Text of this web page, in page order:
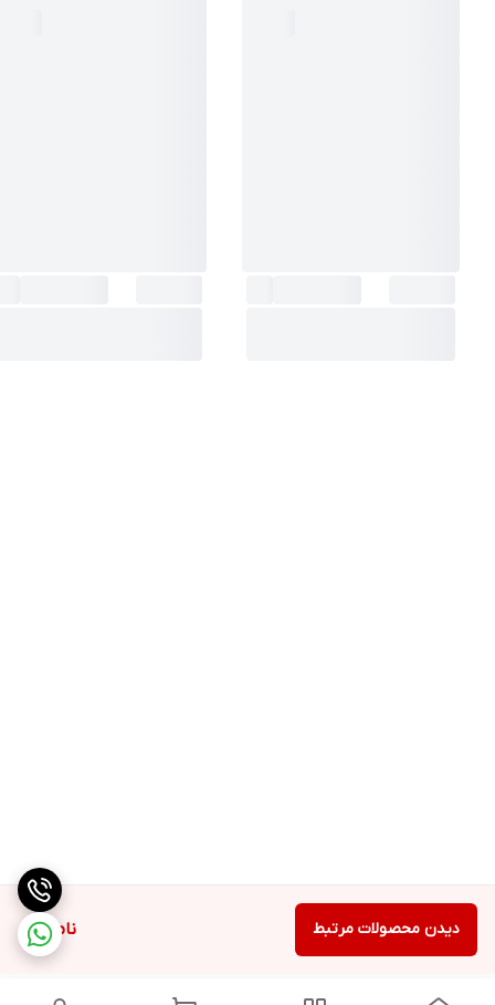
ناموجود دیدن محصولات مرتبط